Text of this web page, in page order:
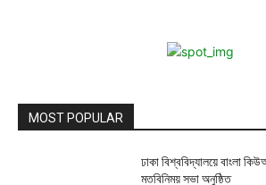
MOST POPULAR
ঢাকা বিশ্ববিদ্যালয়ে বাংলা
মতবিনিময় সভা অনুষ্ঠিত